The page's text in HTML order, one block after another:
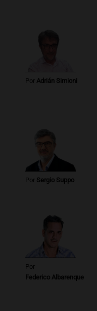
La
prepara con
La Baulal
Audio.Cerro
alumnos en
Audio.
criterios con
argentino en
Panorama Federal
Córdoba a
Noticias
Episodios
Por Adrián Simioni
Por Sergio Suppo
Por
Federico Albarenque